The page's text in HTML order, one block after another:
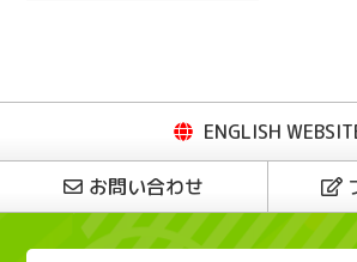
ENGLISH
お問い合わせ